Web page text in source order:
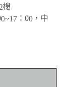
樓
0~17 ：00 ，中